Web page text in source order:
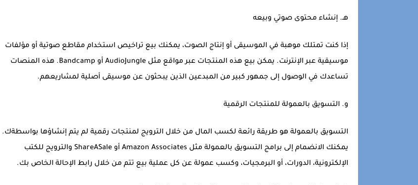
هـ. إنشاء محتوى صوتي وبيعه
إذا كنت تمتلك موهبة في الموسيقى أو إنتاج الصوت، يمكنك بيع تراخيص استخدام مقاطع صوتية أو مؤلفات
موسيقية عبر الإنترنت. يمكن بيع هذه المنتجات عبر مواقع مثل AudioJungle أو Bandcamp. هذه المنصات
تساعدك في الوصول إلى جمهور كبير من المبدعين الذين يبحثون عن موسيقى أصلية لمشاريعهم.
و. التسويق بالعمولة للمنتجات الرقمية
التسويق بالعمولة هو طريقة رائعة لكسب المال من خلال الترويج لمنتجات رقمية لم يتم إنشاؤها بواسطةك.
يمكنك الانضمام إلى برامج التسويق بالعمولة مثل Amazon Associates أو ShareASale والترويج للكتب
الإلكترونية، الدورات، أو البرمجيات، وكسب عمولة عن كل عملية بيع تتم من خلال رابط الإحالة الخاص بك.